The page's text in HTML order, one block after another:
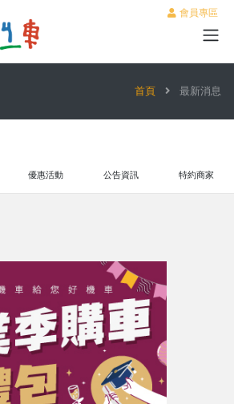
會員專區
首頁 最新消息
優惠活動 公告資訊 特約商家